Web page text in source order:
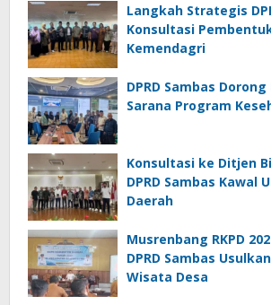
Langkah Strategis
Konsultasi
Kemendagri
DPRD Sambas
Sarana Program
Konsultasi ke Ditjen
DPRD Sambas Kawal
Daerah
Musrenbang RKPD
DPRD Sambas
Wisata Desa